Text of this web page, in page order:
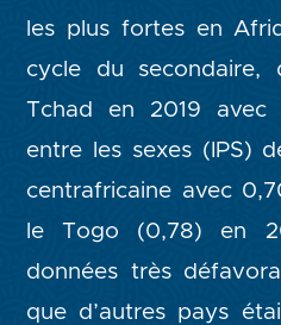
les plus fortes en
cycle du secondaire,
Tchad en 2019
entre les sexes (IPS)
centrafricaine avec
le Togo (0,78) en
données très
que d’autres pays